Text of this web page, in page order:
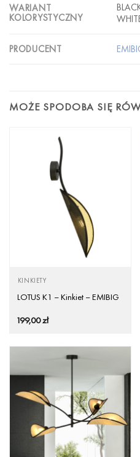
WARIANT
KOLORYSTYCZNY
PRODUCENT
MOŻE SPODOBA SIĘ
KINKIETY
LOTUS K1 – Kinkiet – EMIBIG
199,00zł